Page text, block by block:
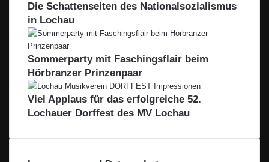
Die Schattenseiten des Nationalsozialismus
in Lochau
Sommerparty mit Faschingsflair beim
Hörbranzer Prinzenpaar
Viel Applaus für das erfolgreiche 52.
Lochauer Dorffest des MV Lochau